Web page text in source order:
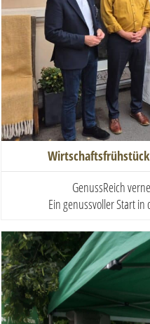
GenussReich
Ein genussvoller Start in